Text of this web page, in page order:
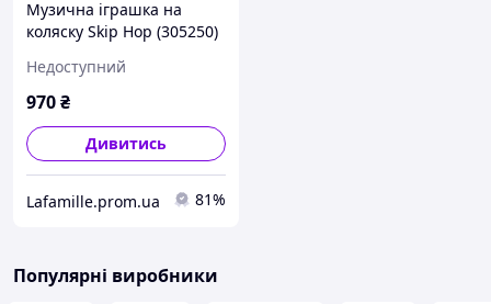
Музична іграшка на
коляску Skip Hop (305250)
Недоступний
970₴
Дивитись
Lafamille.prom.ua 81%
Популярні виробники